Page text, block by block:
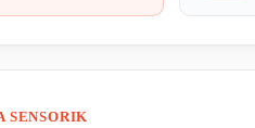
SENSORIK